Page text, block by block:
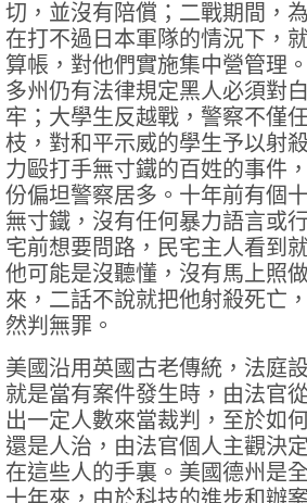
切，並沒有陪償；二戰期間，
在打不過日本軍隊的情況下，
算帳，對他們實施集中營管理
多州仍有法律規定黑人必須對
牢；大學生反越戰，警察不僅
枝，對和平示威的學生予以射
力毆打手無寸鐵的百姓的事件
份偏坦警察居多。十年前有個
無寸鐵，沒有任何暴力語言或
宅前想要問路，民宅主人看到
他可能是沒聽懂，沒有馬上照
來，二話不說就把他射殺死亡
然判無罪。
美國沿用英國古老傳統，法庭
就是當有案件發生時，由法官
出一定人數來當裁判，至於如
還是人治，由法官個人主觀決
在這些人的手裏。美國德州是